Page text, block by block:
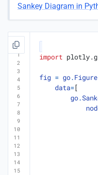
Sankey Diagram in
1
import
fig = go.Figure
data= [
go.